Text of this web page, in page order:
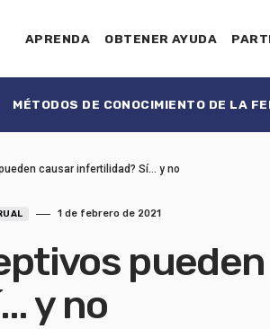
APRENDA OBTENER AYUDA
MÉTODOS DE CONOCIMIENTO DE LA
causar infertilidad? Sí... y no
1 de febrero de 2021
y no